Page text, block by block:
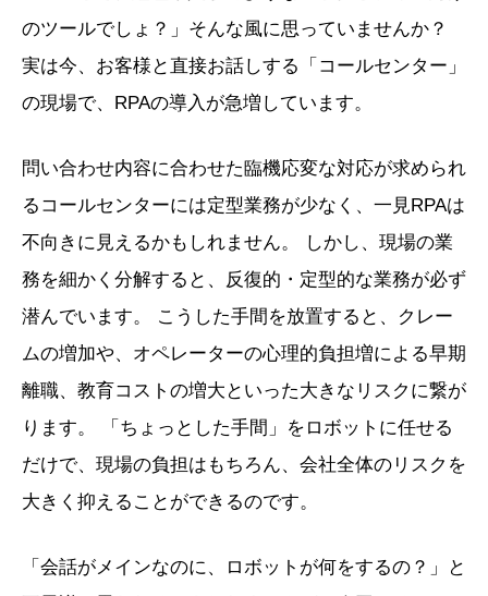
のツールでしょ？」そんな風に思っていませんか？
実は今、お客様と直接お話しする「コールセンター」
の現場で、RPAの導入が急増しています。
問い合わせ内容に合わせた臨機応変な対応が求められ
るコールセンターには定型業務が少なく、一見RPAは
不向きに見えるかもしれません。 しかし、現場の業
務を細かく分解すると、反復的・定型的な業務が必ず
潜んでいます。 こうした手間を放置すると、クレー
ムの増加や、オペレーターの心理的負担増による早期
離職、教育コストの増大といった大きなリスクに繋が
ります。 「ちょっとした手間」をロボットに任せる
だけで、現場の負担はもちろん、会社全体のリスクを
大きく抑えることができるのです。
「会話がメインなのに、ロボットが何をするの？」と